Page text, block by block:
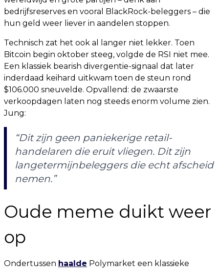
bedrijfsreserves en vooral BlackRock-beleggers – die
hun geld weer liever in aandelen stoppen.
Technisch zat het ook al langer niet lekker. Toen
Bitcoin begin oktober steeg, volgde de RSI niet mee.
Een klassiek bearish divergentie-signaal dat later
inderdaad keihard uitkwam toen de steun rond
$106.000 sneuvelde. Opvallend: de zwaarste
verkoopdagen laten nog steeds enorm volume zien.
Jung:
“Dit zijn geen paniekerige retail-
handelaren die eruit vliegen. Dit zijn
langetermijnbeleggers die echt afscheid
nemen.”
Oude meme duikt weer
op
Ondertussen haalde Polymarket een klassieke